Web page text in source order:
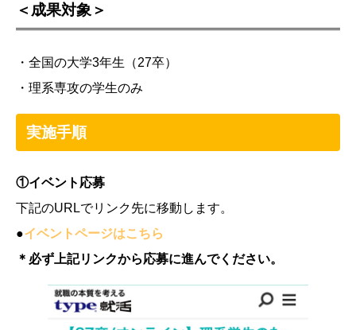
＜成果対象＞
・全国の大学3年生（27卒）
・理系専攻の学生のみ
実施手順
①イベント応募
下記のURLでリンク先に移動します。
●イベントページはこちら
＊必ず上記リンクから応募に進んでください。